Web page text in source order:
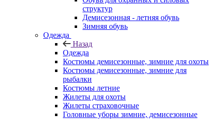
структур
Демисезонная - летняя обувь
Зимняя обувь
Одежда
Назад
Одежда
Костюмы демисезонные, зимние для охоты
Костюмы демисезонные, зимние для
рыбалки
Костюмы летние
Жилеты для охоты
Жилеты страховочные
Головные уборы зимние, демисезонные